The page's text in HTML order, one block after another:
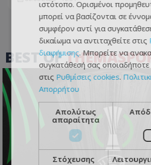
BEST OF
ιστότοπο. Ορισμένοι
μπορεί να βασίζονται σε
συμφέρον αντί για
δικαίωμα να αντιταχθείτε στις
διαφήμισης. Μπορείτε να
συγκατάθεσή σας οποιαδήποτε
στις Ρυθμίσεις cookies.
Απορρήτου
Απολύτως
απαραίτητα
Στόχευσης